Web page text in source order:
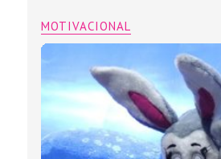
MOTIVACIONAL